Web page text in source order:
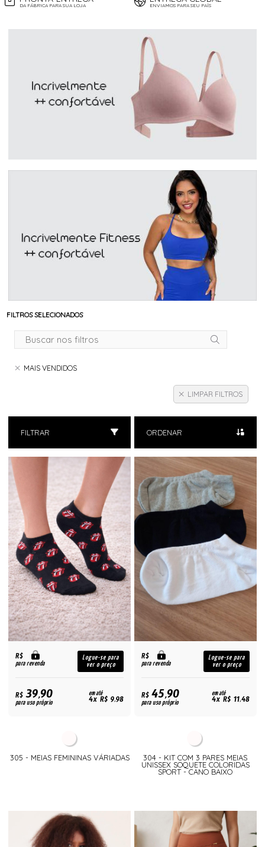
DA FÁBRICA PARA SUA LOJA ENVIAMOS PARA SEU PAÍS
FILTROS SELECIONADOS
MAIS VENDIDOS
LIMPAR FILTROS
FILTRAR ORDENAR
R$
para revenda
Logue-se para
ver o preço
R$39,90
para uso próprio
em até
4x R$ 9,98
305 - MEIAS FEMININAS VÁRIADAS
R$
para revenda
Logue-se para
ver o preço
R$45,90
para uso próprio
em até
4x R$ 11,48
304 - KIT COM 3 PARES MEIAS
UNISSEX SOQUETE COLORIDAS
SPORT - CANO BAIXO